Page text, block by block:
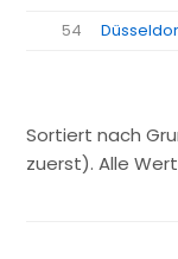
54
Sortiert nach
zuerst). Alle